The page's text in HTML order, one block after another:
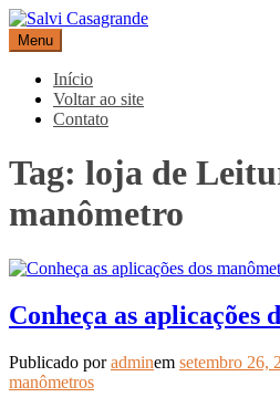
Pular
para
o
conteúdo
Salvi Casagrande
Especialistas em equipamentos de
Menu
Início
Voltar ao site
Contato
Tag: loja de
manômetro
Conheça as aplicações
Publicado poradminem setembro 26,
manômetros